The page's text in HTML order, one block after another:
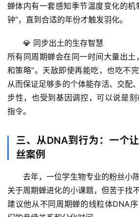
首
专
题
列
表
自
万
物
体
奥
秘
蝉体内有一套感知季节温度变化的机
钟”，直到合适的年份才触发羽化。
💎 同步出土的生存智慧
所有同周期蝉会在同一时间大量出土
和策略”。天敌即使再能吃，也吃不
从而保证足够多的个体能存活、交配
步性，也受到基因调控，可以说是
指令。
三、从DNA到行为：一个
丝案例
去年，一位学生物专业的粉丝小
关于周期蝉进化的小课题，但苦于找
建议他从不同周期蝉的线粒体DNA